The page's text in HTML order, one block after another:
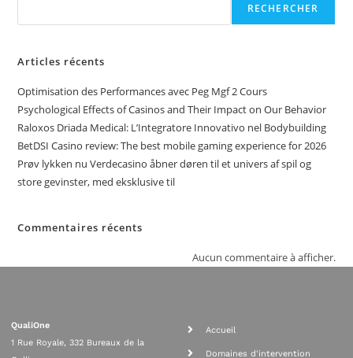
RECHERCHER
Articles récents
Optimisation des Performances avec Peg Mgf 2 Cours
Psychological Effects of Casinos and Their Impact on Our Behavior
Raloxos Driada Medical: L’Integratore Innovativo nel Bodybuilding
BetDSI Casino review: The best mobile gaming experience for 2026
Prøv lykken nu Verdecasino åbner døren til et univers af spil og
store gevinster, med eksklusive til
Commentaires récents
Aucun commentaire à afficher.
QualiOne
1 Rue Royale, 332 Bureaux de la
Accueil
Domaines d'intervention